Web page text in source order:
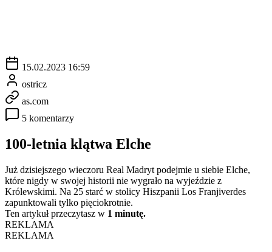
15.02.2023 16:59
ostricz
as.com
5 komentarzy
100-letnia klątwa Elche
Już dzisiejszego wieczoru Real Madryt podejmie u siebie Elche,
które nigdy w swojej historii nie wygrało na wyjeździe z
Królewskimi. Na 25 starć w stolicy Hiszpanii Los Franjiverdes
zapunktowali tylko pięciokrotnie.
Ten artykuł przeczytasz w 1 minutę.
REKLAMA
REKLAMA